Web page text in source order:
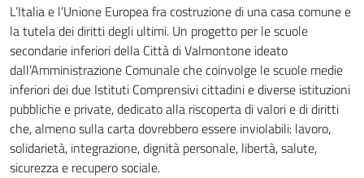
L’Italia e l’Unione Europea fra costruzione di una casa comune e
la tutela dei diritti degli ultimi. Un progetto per le scuole
secondarie inferiori della Città di Valmontone ideato
dall’Amministrazione Comunale che coinvolge le scuole medie
inferiori dei due Istituti Comprensivi cittadini e diverse istituzioni
pubbliche e private, dedicato alla riscoperta di valori e di diritti
che, almeno sulla carta dovrebbero essere inviolabili: lavoro,
solidarietà, integrazione, dignità personale, libertà, salute,
sicurezza e recupero sociale.